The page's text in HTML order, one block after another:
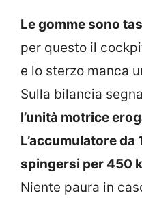
Le gomme sono
per questo il
e lo sterzo manca
Sulla bilancia
l’unità motrice
L’accumulatore
spingersi per 450
Niente paura in